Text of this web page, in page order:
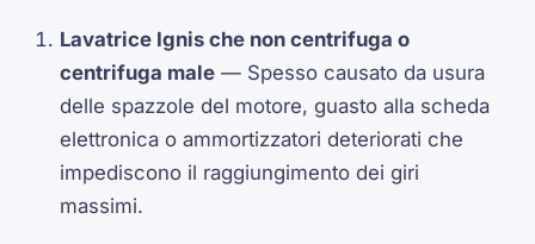
Lavatrice Ignis che non centrifuga o
centrifuga male — Spesso causato da usura
delle spazzole del motore, guasto alla scheda
elettronica o ammortizzatori deteriorati che
impediscono il raggiungimento dei giri
massimi.